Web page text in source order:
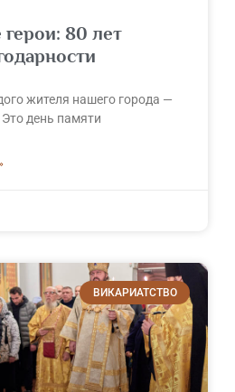
80 лет
жителя нашего города —
день памяти
ВИКАРИАТСТВО